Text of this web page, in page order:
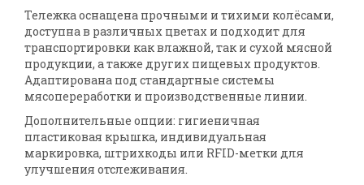
Тележка оснащена прочными и тихими колёсами,
доступна в различных цветах и подходит для
транспортировки как влажной, так и сухой мясной
продукции, а также других пищевых продуктов.
Адаптирована под стандартные системы
мясопереработки и производственные линии.
Дополнительные опции: гигиеничная
пластиковая крышка, индивидуальная
маркировка, штрихкоды или RFID-метки для
улучшения отслеживания.